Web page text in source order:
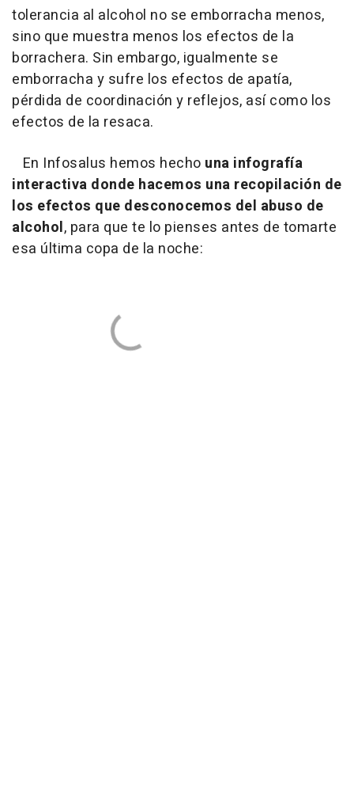
tolerancia al alcohol no se emborracha menos,
sino que muestra menos los efectos de la
borrachera. Sin embargo, igualmente se
emborracha y sufre los efectos de apatía,
pérdida de coordinación y reflejos, así como los
efectos de la resaca.
En Infosalus hemos hecho una infografía
interactiva donde hacemos una recopilación de
los efectos que desconocemos del abuso de
alcohol, para que te lo pienses antes de tomarte
esa última copa de la noche: